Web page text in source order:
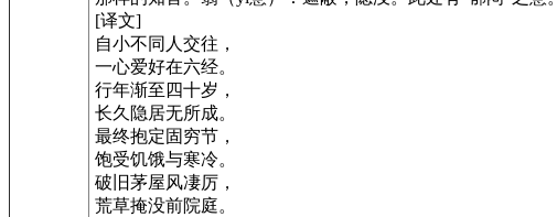
[译文]
自小不同人交往，
一心爱好在六经。
行年渐至四十岁，
长久隐居无所成。
最终抱定固穷节，
饱受饥饿与寒冷。
破旧茅屋风凄厉，
荒草掩没前院庭。